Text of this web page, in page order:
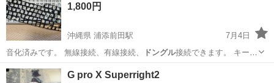
1,800円
沖縄県 浦添前田駅
7月4日
音化済みです。 無線接続、有線接続、
ドングル接続できます。 キース
イッチとキー…
沖縄 中頭郡
G pro X Superright2